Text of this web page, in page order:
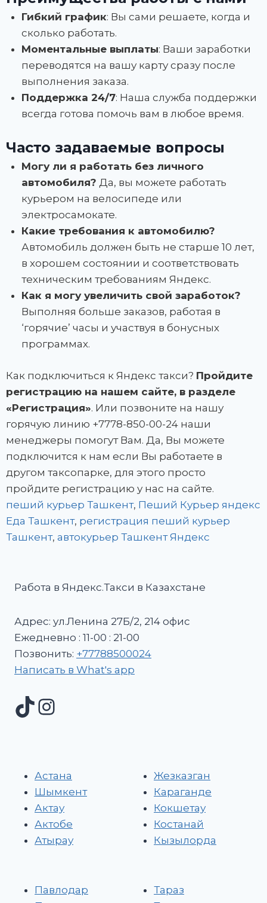
Гибкий график: Вы сами решаете, когда и
сколько работать.
Моментальные выплаты: Ваши заработки
переводятся на вашу карту сразу после
выполнения заказа.
Поддержка 24/7: Наша служба поддержки
всегда готова помочь вам в любое время.
Часто задаваемые вопросы
Могу ли я работать без личного
автомобиля? Да, вы можете работать
курьером на велосипеде или
электросамокате.
Какие требования к автомобилю?
Автомобиль должен быть не старше 10 лет,
в хорошем состоянии и соответствовать
техническим требованиям Яндекс.
Как я могу увеличить свой заработок?
Выполняя больше заказов, работая в
‘горячие’ часы и участвуя в бонусных
программах.
Как подключиться к Яндекс такси? Пройдите
регистрацию на нашем сайте, в разделе
«Регистрация». Или позвоните на нашу
горячую линию +7778-850-00-24 наши
менеджеры помогут Вам. Да, Вы можете
подключится к нам если Вы работаете в
другом таксопарке, для этого просто
пройдите регистрацию у нас на сайте.
пеший курьер Ташкент, Пеший Курьер яндекс
Еда Ташкент, регистрация пеший курьер
Ташкент, автокурьер Ташкент Яндекс
Работа в Яндекс.Такси в Казахстане
Адрес: ул.Ленина 27Б/2, 214 офис
Ежедневно : 11-00 : 21-00
Позвонить: +77788500024
Написать в What's app
Астана
Шымкент
Актау
Актобе
Атырау
Жезказган
Караганде
Кокшетау
Костанай
Кызылорда
Павлодар
Тараз